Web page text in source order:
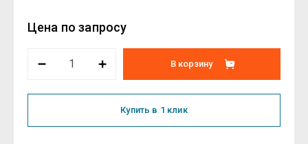
Цена по запросу
В корзину
Купить в 1 клик